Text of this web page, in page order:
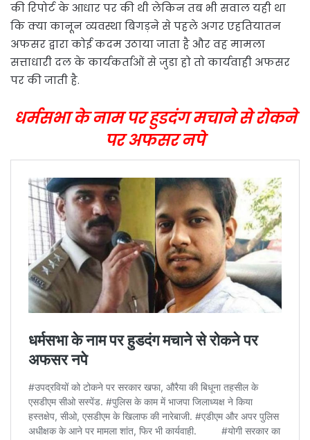
की रिपोर्ट के आधार पर की थी लेकिन तब भी सवाल यही था
कि क्या कानून व्यवस्था बिगड़ने से पहले अगर एहतियातन
अफसर द्वारा कोई कदम उठाया जाता है और वह मामला
सत्ताधारी दल के कार्यकर्ताओं से जुडा हो तो कार्यवाही अफसर
पर की जाती है.
धर्मसभा के नाम पर हुडदंग मचाने से रोकने
पर अफसर नपे